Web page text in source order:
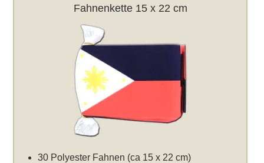
Fahnenkette 15 x 22 cm
30 Polyester Fahnen (ca 15 x 22 cm)